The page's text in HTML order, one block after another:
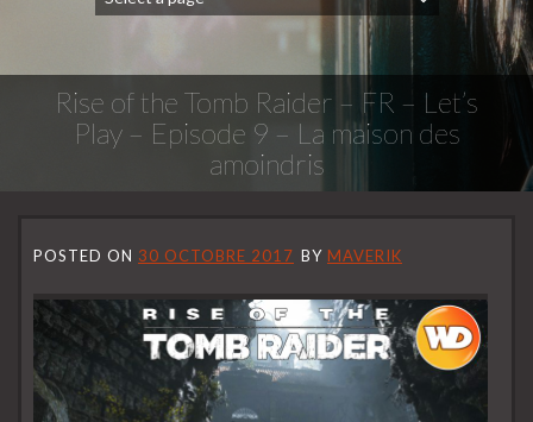
Rise of the Tomb Raider – FR – Let’s
Play – Episode 9 – La maison des
amoindris
POSTED ON 30 OCTOBRE 2017 BY MAVERIK